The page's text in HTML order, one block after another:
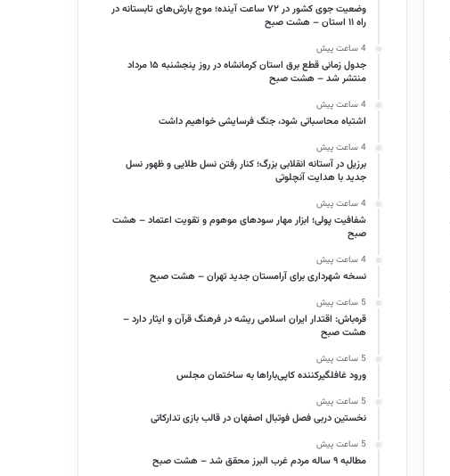
وضعیت جوی کشور در ۷۲ ساعت آینده؛ موج بارش‌های تابستانه در
راه ۱۱ استان – هشت صبح
4 ساعت پیش
جدول زمانی قطع برق استان کرمانشاه در روز پنجشنبه ۱۵ مرداد
منتشر شد – هشت صبح
4 ساعت پیش
اشتباه محاسباتی شود، جنگ فرسایشی خواهیم داشت
4 ساعت پیش
برزیل در آستانه انقلابی بزرگ؛ کنار رفتن نسل طلایی و ظهور نسل
جدید با هدایت آنچلوتی
4 ساعت پیش
شفافیت پولی؛ ابزار مهار سودهای موهوم و تقویت اعتماد – هشت
صبح
4 ساعت پیش
نسخه شهرداری برای آرامستان جدید تهران – هشت صبح
5 ساعت پیش
قره‌باش: اقتدار ایران اسلامی ریشه در فرهنگ قرآن و ایثار دارد –
هشت صبح
5 ساعت پیش
ورود غافلگیرکننده کاپی‌باراها به ساختمان مجلس
5 ساعت پیش
نخستین دربی فصل فوتبال اصفهان در قالب بازی تدارکاتی
5 ساعت پیش
مطالبه ۹ ساله مردم غرب البرز محقق شد – هشت صبح